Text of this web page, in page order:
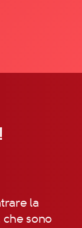
la
che sono